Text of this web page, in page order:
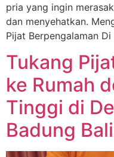
pria yang ingin
dan menyehatkan.
Pijat Berpengalaman
Tukang
ke Rumah
Tinggi di
Badung Bali